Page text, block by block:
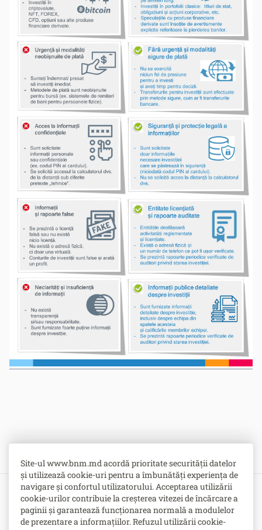
Site-ul www.bnm.md acordă prioritate securității datelor
și utilizează cookie-uri pentru a îmbunătăți experiența de
navigare și confortul utilizatorului. Acceptarea utilizării
cookie-urilor contribuie la creșterea vitezei de încărcare a
paginii și garantează funcționarea normală a modulelor
de prezentare a informațiilor. Refuzul utilizării cookie-
Bulevardul Grigore Vieru nr. 1,
MD-2005, Chişinău, Republica Moldova